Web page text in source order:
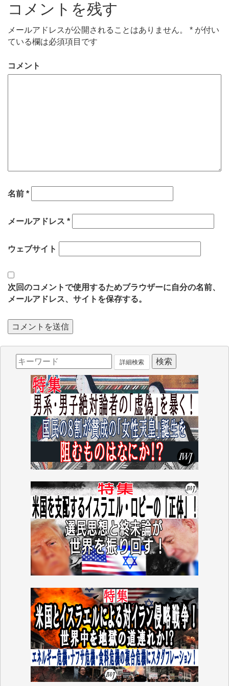
コメントを残す
メールアドレスが公開されることはありません。 * が付い
ている欄は必須項目です
コメント
名前 *
メールアドレス *
ウェブサイト
次回のコメントで使用するためブラウザーに自分の名前、
メールアドレス、サイトを保存する。
詳細検索